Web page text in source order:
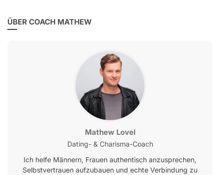
ÜBER COACH MATHEW
Mathew Lovel
Dating- & Charisma-Coach
Ich helfe Männern, Frauen authentisch anzusprechen,
Selbstvertrauen aufzubauen und echte Verbindung zu